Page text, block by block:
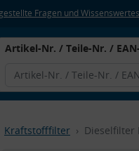
Fragen und
Artikel-Nr. / Teile-Nr. /
Kraftstofffilter Dieselfilter